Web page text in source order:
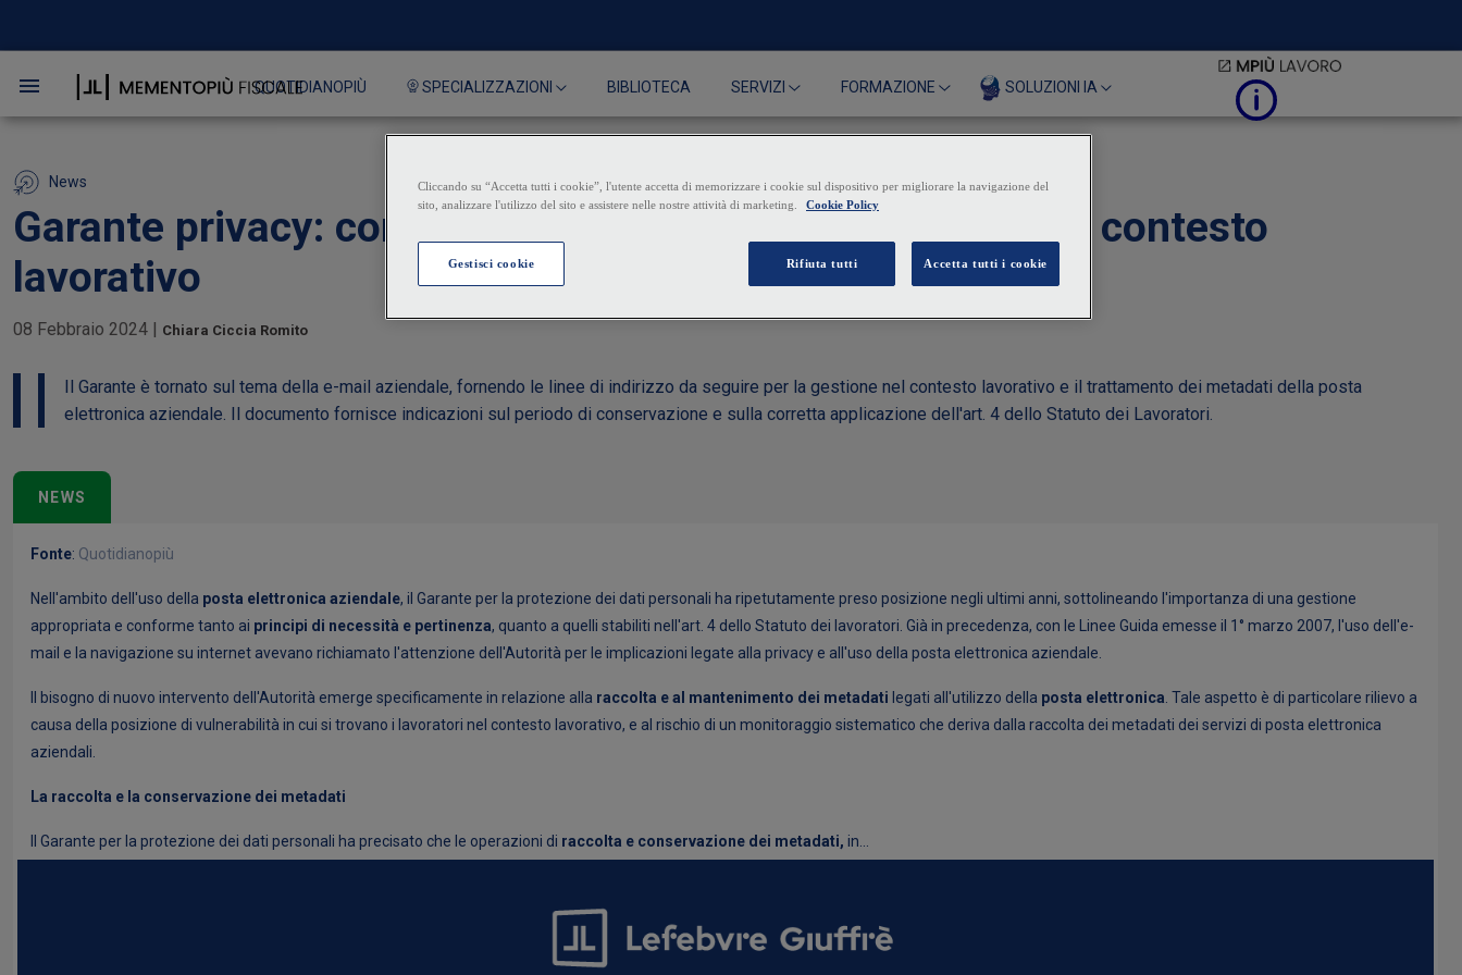
QUOTIDIANOPIÙ SPECIALIZZAZIONI BIBLIOTECA SERVIZI FORMAZIONE SOLUZIONI IA
News
Garante privacy: come gestire i metadati delle e-mail nel contesto
lavorativo
08 Febbraio 2024 | Chiara Ciccia Romito
Il Garante è tornato sul tema della e-mail aziendale, fornendo le linee di indirizzo da seguire per la gestione nel contesto lavorativo e il trattamento dei metadati della posta
elettronica aziendale. Il documento fornisce indicazioni sul periodo di conservazione e sulla corretta applicazione dell'art. 4 dello Statuto dei Lavoratori.
NEWS
Fonte: Quotidianopiù
Nell'ambito dell'uso della posta elettronica aziendale, il Garante per la protezione dei dati personali ha ripetutamente preso posizione negli ultimi anni, sottolineando l'importanza di una gestione
appropriata e conforme tanto ai principi di necessità e pertinenza, quanto a quelli stabiliti nell'art. 4 dello Statuto dei lavoratori. Già in precedenza, con le Linee Guida emesse il 1° marzo 2007, l'uso dell'e-
mail e la navigazione su internet avevano richiamato l'attenzione dell'Autorità per le implicazioni legate alla privacy e all'uso della posta elettronica aziendale.
Il bisogno di nuovo intervento dell'Autorità emerge specificamente in relazione alla raccolta e al mantenimento dei metadati legati all'utilizzo della posta elettronica . Tale aspetto è di particolare rilievo a
causa della posizione di vulnerabilità in cui si trovano i lavoratori nel contesto lavorativo, e al rischio di un monitoraggio sistematico che deriva dalla raccolta dei metadati dei servizi di posta elettronica
aziendali.
La raccolta e la conservazione dei metadati
Il Garante per la protezione dei dati personali ha precisato che le operazioni di raccolta e conservazione dei metadati, in...